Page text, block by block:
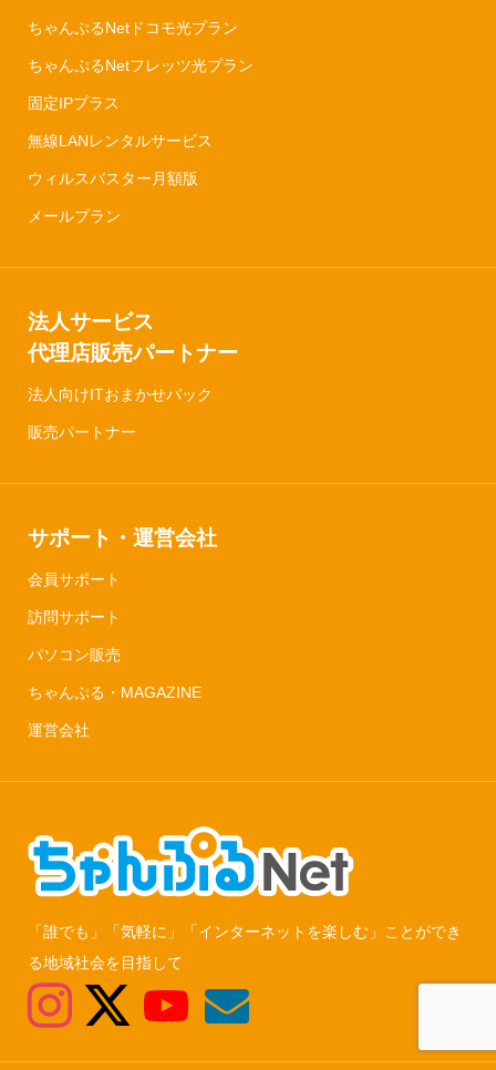
ちゃんぷるNetドコモ光プラン
ちゃんぷるNetフレッツ光プラン
固定IPプラス
無線LANレンタルサービス
ウィルスバスター月額版
メールプラン
法人サービス
代理店販売パートナー
法人向けITおまかせパック
販売パートナー
サポート・運営会社
会員サポート
訪問サポート
パソコン販売
ちゃんぷる・MAGAZINE
運営会社
「誰でも」「気軽に」「インターネットを楽しむ」ことができ
る地域社会を目指して